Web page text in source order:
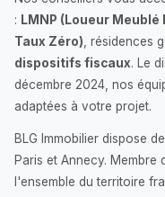
: LMNP (Loueur
Taux Zéro) , résidences
dispositifs fiscaux. Le
décembre 2024, nos
adaptées à votre projet.
BLG Immobilier dispose
Paris et Annecy. Membre
l'ensemble du territoire